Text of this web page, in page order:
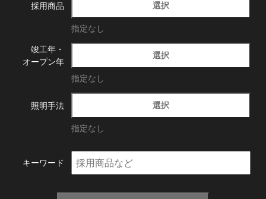
採用商品 選択
指定なし
竣工年・
オープン年
選択
指定なし
照明手法 選択
指定なし
キーワード